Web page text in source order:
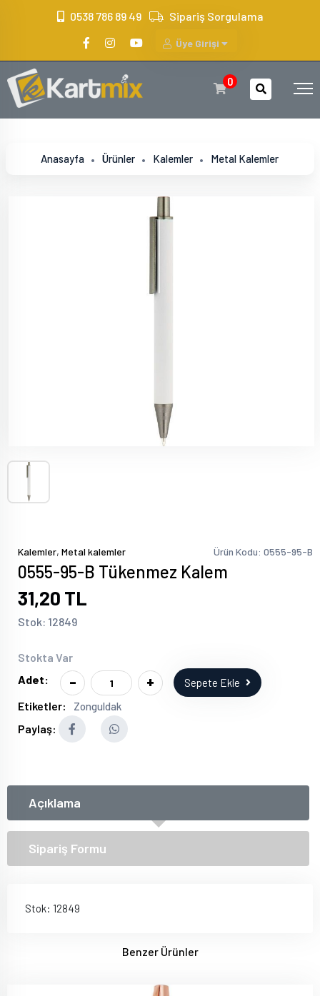
0538 786 89 49 Sipariş Sorgulama
Üye Girişi
0
Anasayfa Ürünler Kalemler Metal Kalemler
Kalemler, Metal kalemler Ürün Kodu: 0555-95-B
0555-95-B Tükenmez Kalem
31,20 TL
Stok: 12849
Stokta Var
Adet:
- + Sepete Ekle
Etiketler: Zonguldak
Paylaş:
Açıklama
Sipariş Formu
Stok: 12849
Benzer Ürünler